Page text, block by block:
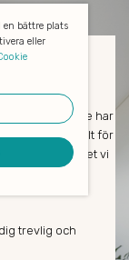
och städare har
produkter. Allt för
och klimatet vi
fönster och
trevlig och
en bättre plats
eller